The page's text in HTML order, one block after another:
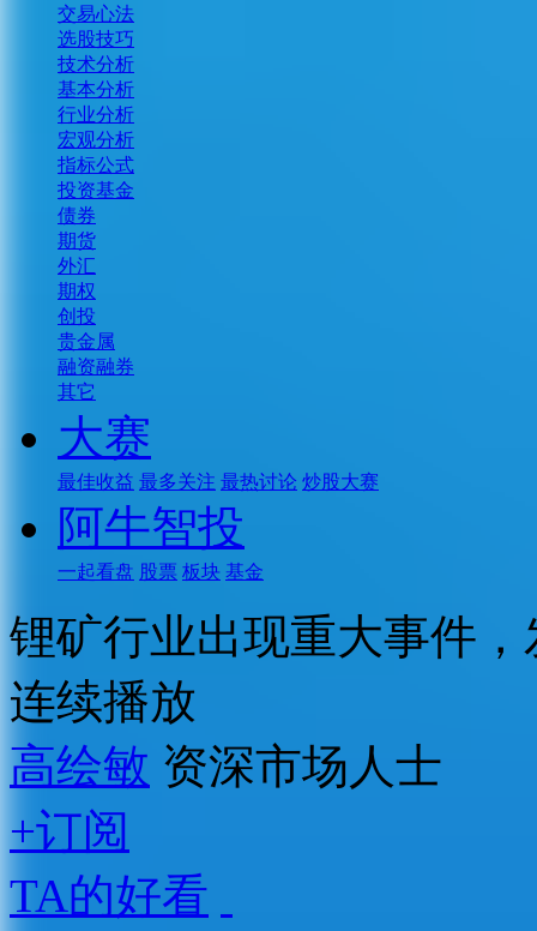
交易心法
选股技巧
技术分析
基本分析
行业分析
宏观分析
指标公式
投资基金
债券
期货
外汇
期权
创投
贵金属
融资融券
其它
大赛
最佳收益 最多关注 最热讨论 炒股大赛
阿牛智投
一起看盘 股票 板块 基金
锂矿行业出现重大事件
连续播放
高绘敏 资深市场人士
+订阅
TA的好看